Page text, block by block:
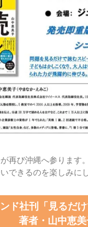
再び沖縄へ参ります
できるのを楽しみに
ド社刊「見るだ
著者・山中恵